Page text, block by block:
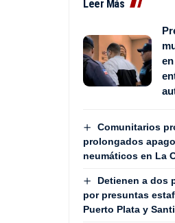
Leer Más
Comunitarios
prolongados
neumáticos en La
Detienen a dos
por presuntas
Puerto Plata y